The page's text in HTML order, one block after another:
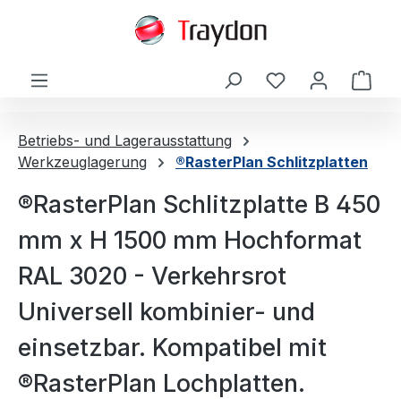
Betriebs- und Lagerausstattung
Werkzeuglagerung
®RasterPlan Schlitzplatten
®RasterPlan Schlitzplatte B 450
mm x H 1500 mm Hochformat
RAL 3020 - Verkehrsrot
Universell kombinier- und
einsetzbar. Kompatibel mit
®RasterPlan Lochplatten.